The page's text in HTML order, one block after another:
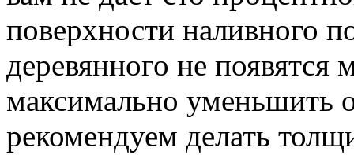
поверхности наливного
деревянного не
максимально уменьшить
рекомендуем делать